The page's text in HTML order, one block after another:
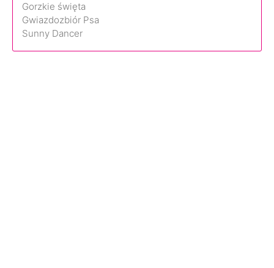
Gorzkie święta
Gwiazdozbiór Psa
Sunny Dancer